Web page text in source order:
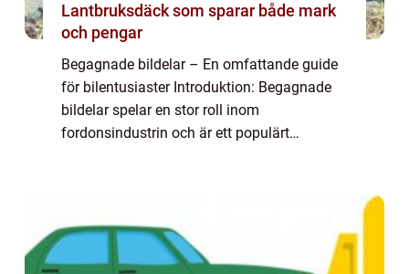
Lantbruksdäck som sparar både mark
och pengar
Begagnade bildelar – En omfattande guide
för bilentusiaster Introduktion: Begagnade
bildelar spelar en stor roll inom
fordonsindustrin och är ett populärt